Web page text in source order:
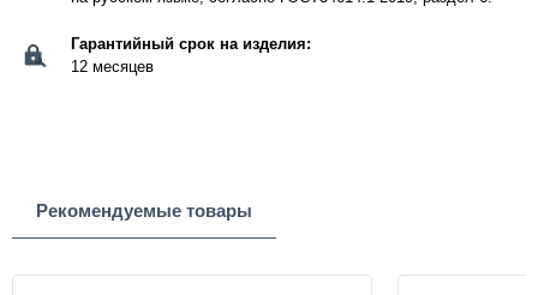
Гарантийный срок на изделия:
12 месяцев
Рекомендуемые товары